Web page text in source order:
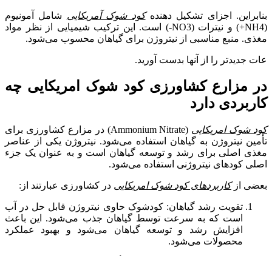
بنابراین. اجزای تشکیل دهندهکود شوک آمریکایی شامل آمونیوم
(NH4+) و نیترات (NO3-) است. این ترکیب شیمیایی از نظر مواد
مغذی. منبع مناسبی از نیتروژن برای گیاهان محسوب می‌شود.
عات جدیدتر را از آنها بدست آورید.
در مزارع کشاورزی کود شوک امریکایی چه
کاربردی دارد
کود شوک امریکایی
(Ammonium Nitrate) در مزارع کشاورزی برای
تأمین نیتروژن به گیاهان استفاده می‌شود. نیتروژن یکی از عناصر
مغذی اصلی برای رشد و توسعه گیاهان است و به عنوان یک جزء
اصلی کودهای نیتروژنی استفاده می‌شود.
بعضی ازکاربردهای کود شوک امریکایی در کشاورزی عبارتند از:
تقویت رشد گیاهان: کودشوک حاوی نیتروژن قابل حل در آب
است که به سرعت توسط گیاهان جذب می‌شود. این باعث
افزایش رشد و توسعه گیاهان می‌شود و بهبود عملکرد
محصولات می‌شود.